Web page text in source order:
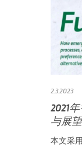
2.3.2023
2021
与展望
本文采